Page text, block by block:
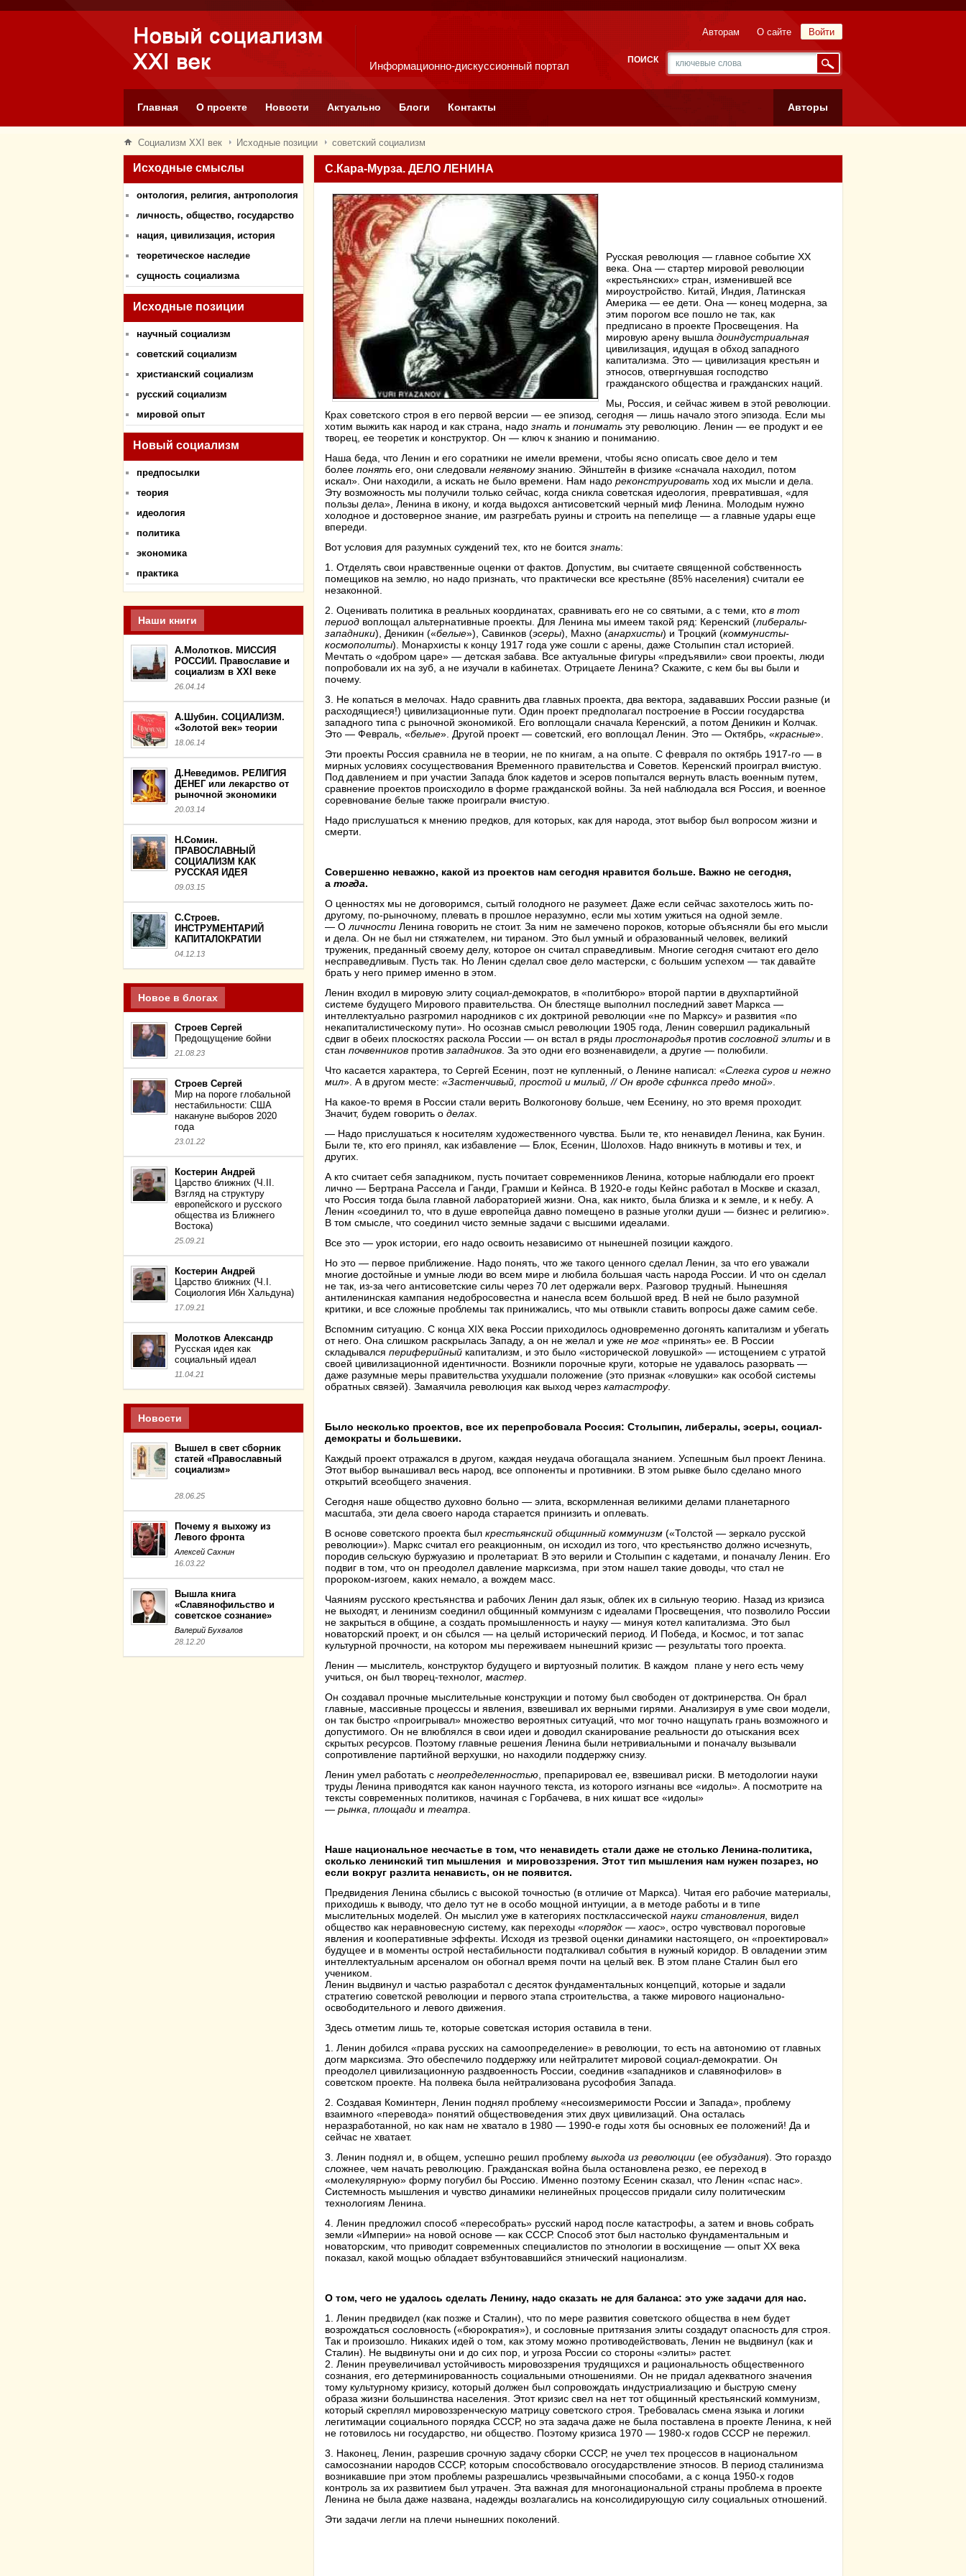
Информационно-дискуссионный портал
Войти
Авторам О сайте
ПОИСК
Главная О проекте Новости Актуально Блоги Контакты Авторы
Социализм XXI век Исходные позиции советский социализм
Исходные смыслы
онтология, религия, антропология
личность, общество, государство
нация, цивилизация, история
теоретическое наследие
сущность социализма
Исходные позиции
научный социализм
советский социализм
христианский социализм
русский социализм
мировой опыт
Новый социализм
предпосылки
теория
идеология
политика
экономика
практика
Наши книги
А.Молотков. МИССИЯ
РОССИИ. Православие и
социализм в XXI веке
26.04.14
А.Шубин. СОЦИАЛИЗМ.
«Золотой век» теории
18.06.14
Д.Неведимов. РЕЛИГИЯ
ДЕНЕГ или лекарство от
рыночной экономики
20.03.14
Н.Сомин.
ПРАВОСЛАВНЫЙ
СОЦИАЛИЗМ КАК
РУССКАЯ ИДЕЯ
09.03.15
С.Строев.
ИНСТРУМЕНТАРИЙ
КАПИТАЛОКРАТИИ
04.12.13
Новое в блогах
Строев Сергей
Предощущение бойни
21.08.23
Строев Сергей
Мир на пороге глобальной
нестабильности: США
накануне выборов 2020
года
23.01.22
Костерин Андрей
Царство ближних (Ч.II.
Взгляд на структуру
европейского и русского
общества из Ближнего
Востока)
25.09.21
Костерин Андрей
Царство ближних (Ч.I.
Социология Ибн Хальдуна)
17.09.21
Молотков Александр
Русская идея как
социальный идеал
11.04.21
Новости
Вышел в свет сборник
статей «Православный
социализм»
28.06.25
Почему я выхожу из
Левого фронта
Алексей Сахнин
16.03.22
Вышла книга
«Славянофильство и
советское сознание»
Валерий Бухвалов
28.12.20
С.Кара-Мурза. ДЕЛО ЛЕНИНА
Русская революция — главное событие ХХ
века. Она — стартер мировой революции
«крестьянских» стран, изменившей все
мироустройство. Китай, Индия, Латинская
Америка — ее дети. Она — конец модерна, за
этим порогом все пошло не так, как
предписано в проекте Просвещения. На
мировую арену вышла доиндустриальная
цивилизация, идущая в обход западного
капитализма. Это — цивилизация крестьян и
этносов, отвергнувшая господство
гражданского общества и гражданских наций.
Мы, Россия, и сейчас живем в этой революции.
Крах советского строя в его первой версии — ее эпизод, сегодня — лишь начало этого эпизода. Если мы
хотим выжить как народ и как страна, надо знать и понимать эту революцию. Ленин — ее продукт и ее
творец, ее теоретик и конструктор. Он — ключ к знанию и пониманию.
Наша беда, что Ленин и его соратники не имели времени, чтобы ясно описать свое дело и тем
более понять его, они следовали неявномузнанию. Эйнштейн в физике «сначала находил, потом
искал». Они находили, а искать не было времени. Нам надо реконструировать ход их мысли и дела.
Эту возможность мы получили только сейчас, когда сникла советская идеология, превратившая, «для
пользы дела», Ленина в икону, и когда выдохся антисоветский черный миф Ленина. Молодым нужно
холодное и достоверное знание, им разгребать руины и строить на пепелище — а главные удары еще
впереди.
Вот условия для разумных суждений тех, кто не боится знать:
1. Отделять свои нравственные оценки от фактов. Допустим, вы считаете священной собственность
помещиков на землю, но надо признать, что практически все крестьяне (85% населения) считали ее
незаконной.
2. Оценивать политика в реальных координатах, сравнивать его не со святыми, а с теми, кто в тот
период воплощал альтернативные проекты. Для Ленина мы имеем такой ряд: Керенский (либералы-
западники), Деникин («белые»), Савинков (эсеры), Махно (анар­хисты) и Троцкий (коммунисты-
космополиты). Монархисты к концу 1917 года уже сошли с арены, даже Столыпин стал историей.
Мечтать о «добром царе» — детская забава. Все актуальные фигуры «предъявили» свои проекты, люди
попробовали их на зуб, а не изучали в кабинетах. Отрицаете Ленина? Скажите, с кем бы вы были и
почему.
3. Не копаться в мелочах. Надо сравнить два главных проекта, два вектора, задававших России разные (и
расходящиеся!) цивилизационные пути. Один проект предполагал построение в России государства
западного типа с рыночной экономикой. Его воплощали сначала Керенский, а потом Деникин и Колчак.
Это — Февраль, «белые». Другой проект — советский, его воплощал Ленин. Это — Октябрь, «красные».
Эти проекты Россия сравнила не в теории, не по книгам, а на опыте. С февраля по октябрь 1917-го — в
мирных условиях сосуществования Временного правительства и Советов. Керенский проиграл вчистую.
Под давлением и при участии Запада блок кадетов и эсеров попытался вернуть власть военным путем,
сравнение проектов происходило в форме гражданской войны. За ней наблюдала вся Россия, и военное
соревнование белые также проиграли вчистую.
Надо прислушаться к мнению предков, для которых, как для народа, этот выбор был вопросом жизни и
смерти.
Совершенно неважно, какой из проектов нам сегодня нравится больше. Важно не сегодня,
а тогда.
О ценностях мы не договоримся, сытый голодного не разумеет. Даже если сейчас захотелось жить по-
другому, по-рыночному, плевать в прошлое неразумно, если мы хотим ужиться на одной земле.
— О личности Ленина говорить не стоит. За ним не замечено пороков, которые объясняли бы его мысли
и дела. Он не был ни стяжателем, ни тираном. Это был умный и образованный человек, великий
труженик, преданный своему делу, которое он считал справедливым. Многие сегодня считают его дело
несправедливым. Пусть так. Но Ленин сделал свое дело мастерски, с большим успехом — так давайте
брать у него пример именно в этом.
Ленин входил в мировую элиту социал-демократов, в «политбюро» второй партии в двухпартийной
системе будущего Мирового правительства. Он блестяще выполнил последний завет Маркса —
интеллектуально разгромил народников с их доктриной революции «не по Марксу» и развития «по
некапиталистическому пути». Но осознав смысл революции 1905 года, Ленин совершил радикальный
сдвиг в обеих плоскостях раскола России — он встал в ряды простонародьяпротив сословной элиты и в
стан почвенников против западников . За это одни его возненавидели, а другие — полюбили.
Что касается характера, то Сергей Есенин, поэт не купленный, о Ленине написал: «Слегка суров и нежно
мил». А в другом месте: «Застенчивый, простой и милый, // Он вроде сфинкса предо мной»
На какое-то время в России стали верить Волкогонову больше, чем Есенину, но это время проходит.
Значит, будем говорить о делах
— Надо прислушаться к носителям художественного чувства. Были те, кто ненавидел Ленина, как Бунин.
Были те, кто его принял, как избавление — Блок, Есенин, Шолохов. Надо вникнуть в мотивы и тех, и
других.
А кто считает себя западником, пусть почитает современников Ленина, которые наблюдали его проект
лично — Бертрана Рассела и Ганди, Грамши и Кейнса. В 1920-е годы Кейнс работал в Москве и сказал,
что Россия тогда была главной лабораторией жизни. Она, как никто, была близка и к земле, и к небу. А
Ленин «соединил то, что в душе европейца давно помещено в разные уголки души — бизнес и религию».
В том смысле, что соединил чисто земные задачи с высшими идеалами.
Все это — урок истории, его надо освоить независимо от нынешней позиции каждого.
Но это — первое приближение. Надо понять, что же такого ценного сделал Ленин, за что его уважали
многие достойные и умные люди во всем мире и любила большая часть народа России. И что он сделал
не так, из-за чего антисоветские силы через 70 лет одержали верх. Разговор трудный. Нынешняя
антиленинская кампания недобросовестна и нанесла всем большой вред. В ней не было разумной
критики, и все сложные проблемы так принижались, что мы отвыкли ставить вопросы даже самим себе.
Вспомним ситуацию. С конца ХIХ века России приходилось одновременно догонять капитализм и убегать
от него. Она слишком раскрылась Западу, а он не желал и уже не мог «принять» ее. В России
складывался периферийный капитализм, и это было «исторической ловушкой» — истощением с утратой
своей цивилизационной идентичности. Возникли порочные круги, которые не удавалось разорвать —
даже разумные меры правительства ухудшали положение (это признак «ловушки» как особой системы
обратных связей). Замаячила революция как выход через катастрофу.
Было несколько проектов, все их перепробовала Россия: Столыпин, либералы, эсеры, социал-
демократы и большевики.
Каждый проект отражался в другом, каждая неудача обогащала знанием. Успешным был проект Ленина.
Этот выбор вынашивал весь народ, все оппоненты и противники. В этом рывке было сделано много
открытий всеобщего значения.
Сегодня наше общество духовно больно — элита, вскормленная великими делами планетарного
масштаба, эти дела своего народа старается принизить и оплевать.
В основе советского проекта был крестьянский общинный коммунизм («Толстой — зеркало русской
революции»). Маркс считал его реакционным, он исходил из того, что крестьянство должно исчезнуть,
породив сельскую буржуазию и пролетариат. В это верили и Столыпин с кадетами, и поначалу Ленин. Его
подвиг в том, что он преодолел давление марксизма, при этом нашел такие доводы, что стал не
пророком-изгоем, каких немало, а вождем масс.
Чаяниям русского крестьянства и рабочих Ленин дал язык, облек их в сильную теорию. Назад из кризиса
не выходят, и ленинизм соединил общинный коммунизм с идеалами Просвещения, что позволило России
не закрыться в общине, а создать промышленность и науку — минуя котел капитализма. Это был
новаторский проект, и он сбылся — на целый исторический период. И Победа, и Космос, и тот запас
культурной прочности, на котором мы переживаем нынешний кризис — результаты того проекта.
Ленин — мыслитель, конструктор будущего и виртуозный политик. В каждом плане у него есть чему
учиться, он был творец-технолог , мастер
Он создавал прочные мыслительные конструкции и потому был свободен от доктринерства. Он брал
главные, массивные процессы и явления, взвешивал их верными гирями. Анализируя в уме свои модели,
он так быстро «проигрывал» множество вероятных ситуаций, что мог точно нащупать грань возможного и
допустимого. Он не влюблялся в свои идеи и доводил сканирование реальности до отыскания всех
скрытых ресурсов. Поэтому главные решения Ленина были нетривиальными и поначалу вызывали
сопротивление партийной верхушки, но находили поддержку снизу.
Ленин умел работать с неопределенностью , препарировал ее, взвешивал риски. В методологии науки
труды Ленина приводятся как канон научного текста, из которого изгнаны все «идолы». А посмотрите на
тексты современных политиков, начиная с Горбачева, в них кишат все «идолы»
— рынка площади и театра
Наше национальное несчастье в том, что ненавидеть стали даже не столько Ленина-политика,
сколько ленинский тип мышления и мировоззрения. Этот тип мышления нам нужен позарез, но
если вокруг разлита ненависть, он не появится.
Предвидения Ленина сбылись с высокой точностью (в отличие от Маркса). Читая его рабочие материалы,
приходишь к выводу, что дело тут не в особо мощной интуиции, а в методе работы и в типе
мыслительных моделей. Он мыслил уже в категориях постклассической науки становления, видел
общество как неравновесную систему, как переходы «порядок — хаос», остро чувствовал пороговые
явления и кооперативные эффекты. Исходя из трезвой оценки динамики настоящего, он «проектировал»
будущее и в моменты острой нестабильности подталкивал события в нужный коридор. В овладении этим
интеллектуальным арсеналом он обогнал время почти на целый век. В этом плане Сталин был его
учеником.
Ленин выдвинул и частью разработал с десяток фундаментальных концепций, которые и задали
стратегию советской революции и первого этапа строительства, а также мирового национально-
освободительного и левого движения.
Здесь отметим лишь те, которые советская история оставила в тени.
1. Ленин добился «права русских на самоопределение» в революции, то есть на автономию от главных
догм марксизма. Это обеспечило поддержку или нейтралитет мировой социал-демократии. Он
преодолел цивилизационную раздвоенность России, соединив «западников и славянофилов» в
советском проекте. На полвека была нейтрализована русофобия Запада.
2. Создавая Коминтерн, Ленин поднял проблему «несоизмеримости России и Запада», проблему
взаимного «перевода» понятий обществоведения этих двух цивилизаций. Она осталась
неразработанной, но как нам не хватало в 1980 — 1990-е годы хотя бы основных ее положений! Да и
сейчас не хватает.
3. Ленин поднял и, в общем, успешно решил проблему выхода из революции (ее обуздания). Это гораздо
сложнее, чем начать революцию. Гражданская война была остановлена резко, ее переход в
«молекулярную» форму погубил бы Россию. Именно поэтому Есенин сказал, что Ленин «спас нас».
Системность мышления и чувство динамики нелинейных процессов придали силу политическим
технологиям Ленина.
4. Ленин предложил способ «пересобрать» русский народ после катастрофы, а затем и вновь собрать
земли «Империи» на новой основе — как СССР. Способ этот был настолько фундаментальным и
новаторским, что приводит современных специалистов по этнологии в восхищение — опыт ХХ века
показал, какой мощью обладает взбунтовавшийся этнический национализм.
О том, чего не удалось сделать Ленину, надо сказать не для баланса: это уже задачи для нас.
1. Ленин предвидел (как позже и Сталин), что по мере развития советского общества в нем будет
возрождаться сословность («бюрократия»), и сословные притязания элиты создадут опасность для строя.
Так и произошло. Никаких идей о том, как этому можно противодействовать, Ленин не выдвинул (как и
Сталин). Не выдвинуты они и до сих пор, и угроза России со стороны «элиты» растет.
2. Ленин преувеличивал устойчивость мировоззрения трудящихся и рациональность общественного
сознания, его детерминированность социальными отношениями. Он не придал адекватного значения
тому культурному кризису, который должен был сопровождать индустриализацию и быструю смену
образа жизни большинства населения. Этот кризис свел на нет тот общинный крестьянский коммунизм,
который скреплял мировоззренческую матрицу советского строя. Требовалась смена языка и логики
легитимации социального порядка СССР, но эта задача даже не была поставлена в проекте Ленина, к ней
не готовилось ни государство, ни общество. Поэтому кризиса 1970 — 1980-х годов СССР не пережил.
3. Наконец, Ленин, разрешив срочную задачу сборки СССР, не учел тех процессов в национальном
самосознании народов СССР, которым способствовало огосударствление этносов. В период сталинизма
возникавшие при этом проблемы разрешались чрезвычайными способами, а с конца 1950-х годов
контроль за их развитием был утрачен. Эта важная для многонациональной страны проблема в проекте
Ленина не была даже названа, надежды возлагались на консолидирующую силу социальных отношений.
Эти задачи легли на плечи нынешних поколений.